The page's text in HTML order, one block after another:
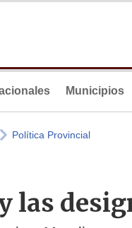
Municipios
Política Provincial
las